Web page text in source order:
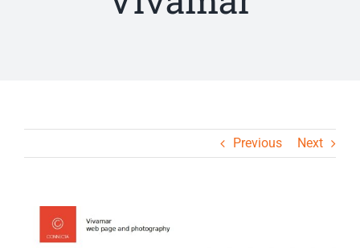
Previous Next
Larger